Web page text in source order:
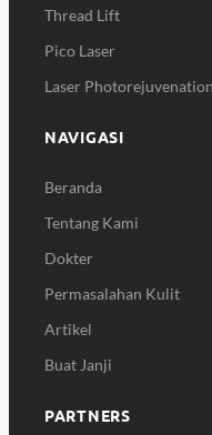
Thread Lift
Pico Laser
Laser Photorejuvenation
NAVIGASI
Beranda
Tentang Kami
Dokter
Permasalahan Kulit
Artikel
Buat Janji
PARTNERS